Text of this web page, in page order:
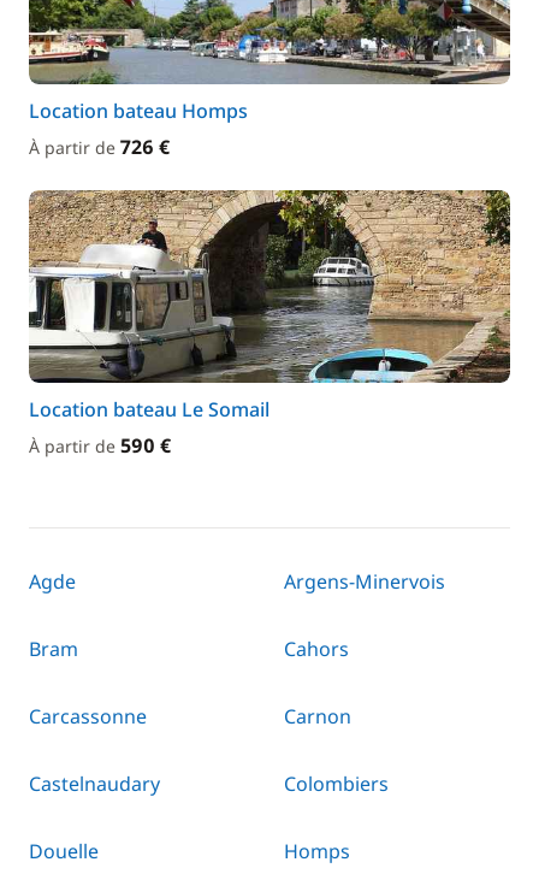
Location bateau Homps
À partir de 726 €
Location bateau Le Somail
À partir de 590 €
Agde Argens-Minervois
Bram Cahors
Carcassonne Carnon
Castelnaudary Colombiers
Douelle Homps